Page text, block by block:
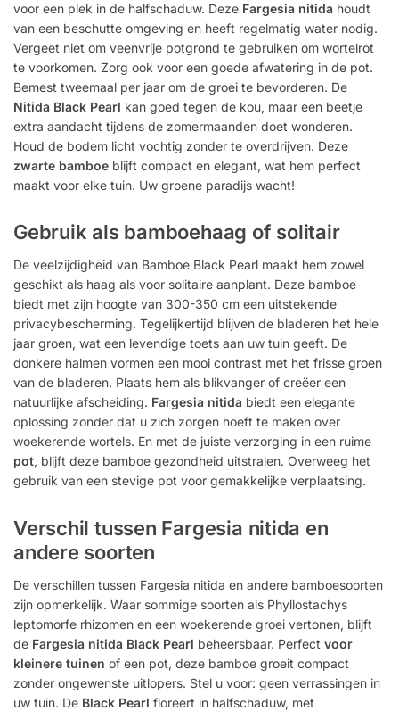
voor een plek in de halfschaduw. Deze Fargesia nitida houdt
van een beschutte omgeving en heeft regelmatig water nodig.
Vergeet niet om veenvrije potgrond te gebruiken om wortelrot
te voorkomen. Zorg ook voor een goede afwatering in de pot.
Bemest tweemaal per jaar om de groei te bevorderen. De
Nitida Black Pearl kan goed tegen de kou, maar een beetje
extra aandacht tijdens de zomermaanden doet wonderen.
Houd de bodem licht vochtig zonder te overdrijven. Deze
zwarte bamboe blijft compact en elegant, wat hem perfect
maakt voor elke tuin. Uw groene paradijs wacht!
Gebruik als bamboehaag of solitair
De veelzijdigheid van Bamboe Black Pearl maakt hem zowel
geschikt als haag als voor solitaire aanplant. Deze bamboe
biedt met zijn hoogte van 300-350 cm een uitstekende
privacybescherming. Tegelijkertijd blijven de bladeren het hele
jaar groen, wat een levendige toets aan uw tuin geeft. De
donkere halmen vormen een mooi contrast met het frisse groen
van de bladeren. Plaats hem als blikvanger of creëer een
natuurlijke afscheiding. Fargesia nitida biedt een elegante
oplossing zonder dat u zich zorgen hoeft te maken over
woekerende wortels. En met de juiste verzorging in een ruime
pot, blijft deze bamboe gezondheid uitstralen. Overweeg het
gebruik van een stevige pot voor gemakkelijke verplaatsing.
Verschil tussen Fargesia nitida en
andere soorten
De verschillen tussen Fargesia nitida en andere bamboesoorten
zijn opmerkelijk. Waar sommige soorten als Phyllostachys
leptomorfe rhizomen en een woekerende groei vertonen, blijft
de Fargesia nitida Black Pearl beheersbaar. Perfect voor
kleinere tuinen of een pot, deze bamboe groeit compact
zonder ongewenste uitlopers. Stel u voor: geen verrassingen in
uw tuin. De Black Pearl floreert in halfschaduw, met